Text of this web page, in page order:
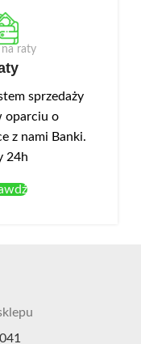
szafka pod
na raty
sprzedaży
oparciu o
z nami Banki.
24h